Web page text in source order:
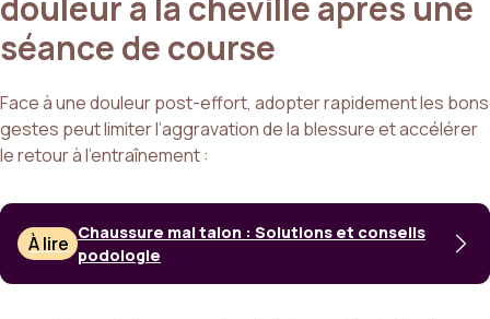
séance de course
Face à une douleur post-effort, adopter rapidement les bons
gestes peut limiter l’aggravation de la blessure et accélérer
le retour à l’entraînement :
À lire Chaussure mal talon : Solutions et conseils
podologie